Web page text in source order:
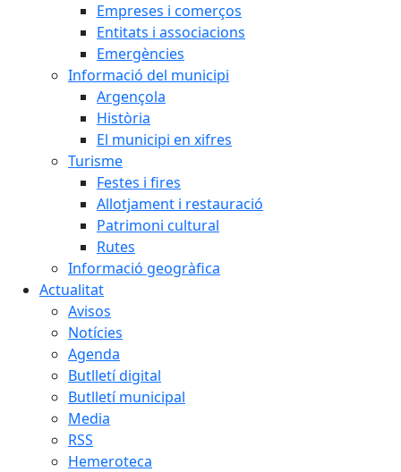
Empreses i comerços
Entitats i associacions
Emergències
Informació del municipi
Argençola
Història
El municipi en xifres
Turisme
Festes i fires
Allotjament i restauració
Patrimoni cultural
Rutes
Informació geogràfica
Actualitat
Avisos
Notícies
Agenda
Butlletí digital
Butlletí municipal
Media
RSS
Hemeroteca